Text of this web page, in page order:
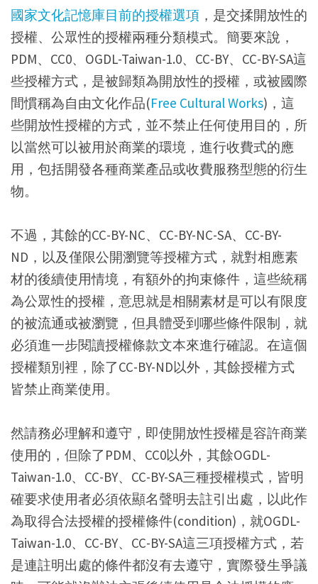
國家文化記憶庫目前的授權選項 ，是交揉開放性的
授權、公眾性的授權兩種分類模式。簡要來說，
PDM、CC0、OGDL-Taiwan-1.0、CC-BY、CC-BY-SA這
些授權方式，是被歸類為開放性的授權，或被國際
間慣稱為自由文化作品(Free Cultural Works)，這
些開放性授權的方式，並不禁止任何使用目的，所
以當然可以被用於商業的環境，進行收費式的應
用，包括開發各種商業產品或收費服務型態的衍生
物。
不過，其餘的CC-BY-NC、CC-BY-NC-SA、CC-BY-
ND，以及僅限公開瀏覽等授權方式，就對相應素
材的後續使用情境，有額外的拘束條件，這些統稱
為公眾性的授權，意思就是相關素材是可以有限度
的被流通或被瀏覽，但具體受到哪些條件限制，就
必須進一步閱讀授權條款文本來進行確認。在這個
授權類別裡，除了CC-BY-ND以外，其餘授權方式
皆禁止商業使用。
然請務必理解和遵守，即使開放性授權是容許商業
使用的，但除了PDM、CC0以外，其餘OGDL-
Taiwan-1.0、CC-BY、CC-BY-SA三種授權模式，皆明
確要求使用者必須依顯名聲明去註引出處，以此作
為取得合法授權的授權條件(condition)，就OGDL-
Taiwan-1.0、CC-BY、CC-BY-SA這三項授權方式，若
是連註明出處的條件都沒有去遵守，實際發生爭議